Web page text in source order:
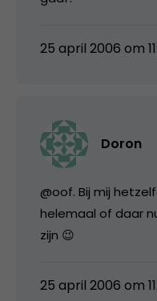
25 april 2006 om
Doron
@oof. Bij mij
helemaal of daar
zijn 😉
25 april 2006 om